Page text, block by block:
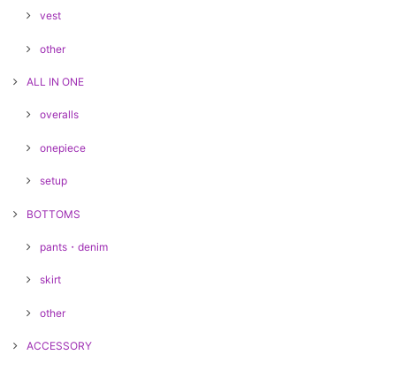
vest
other
ALL IN ONE
overalls
onepiece
setup
BOTTOMS
pants・denim
skirt
other
ACCESSORY